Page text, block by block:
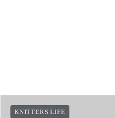
KNITTERS LIFE